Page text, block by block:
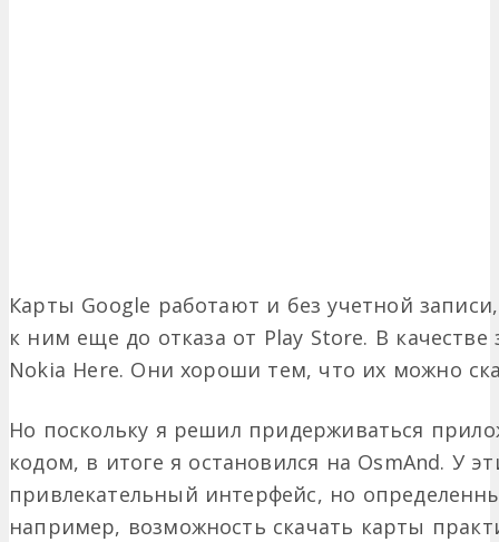
Карты Google работают и без учетной
к ним еще до отказа от Play Store. В
Nokia Here. Они хороши тем, что их можно
Но поскольку я решил придерживаться
кодом, в итоге я остановился на OsmAnd. У
привлекательный интерфейс, но
например, возможность скачать карты